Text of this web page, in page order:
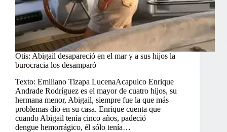
Otis: Abigail desapareció en el mar y a sus hijos la
burocracia los desamparó
Texto: Emiliano Tizapa LucenaAcapulco Enrique
Andrade Rodríguez es el mayor de cuatro hijos, su
hermana menor, Abigail, siempre fue la que más
problemas dio en su casa. Enrique cuenta que
cuando Abigail tenía cinco años, padeció
dengue hemorrágico, él sólo tenía…